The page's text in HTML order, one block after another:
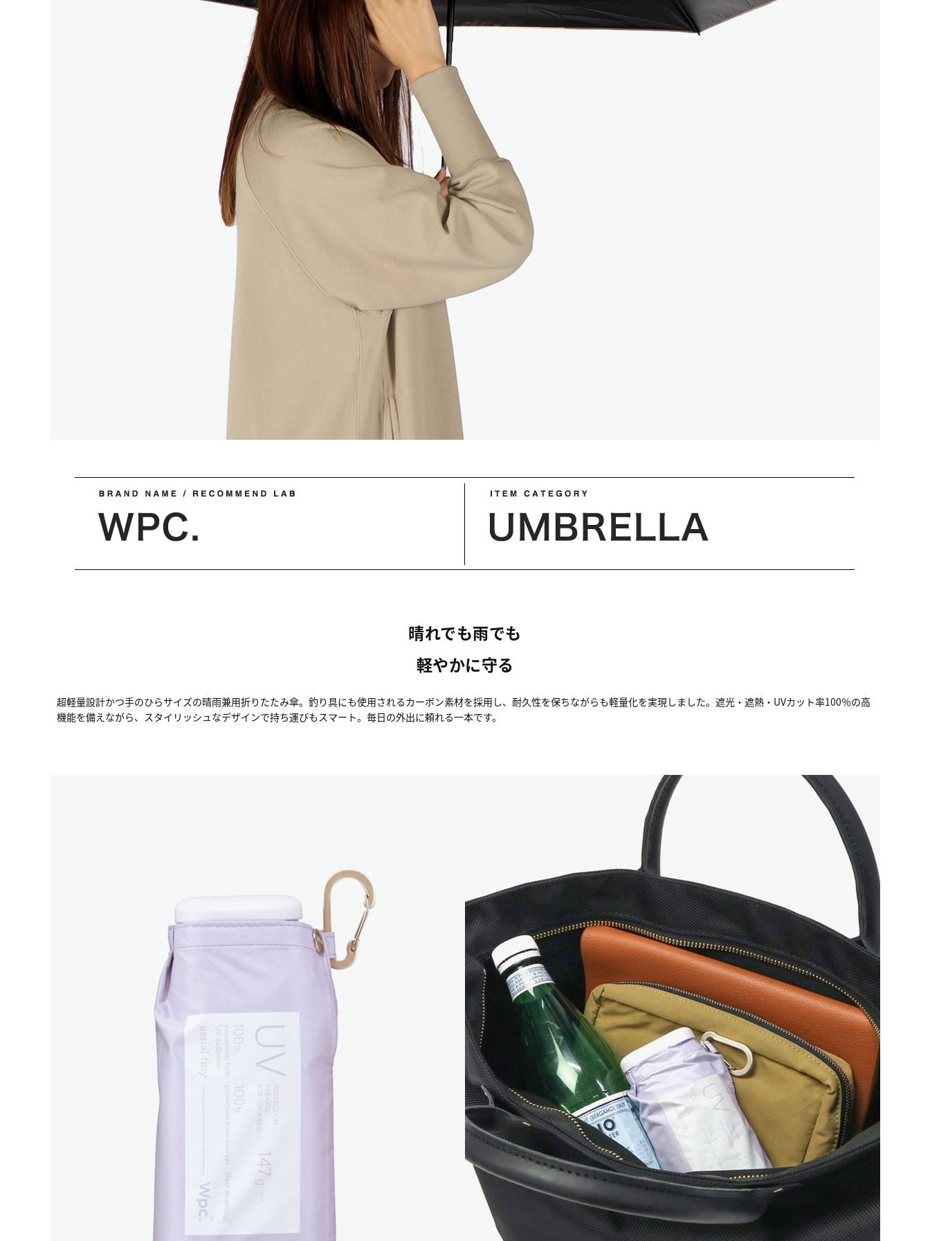
晴れでも雨でも
軽やかに守る
超軽量設計かつ手のひらサイズの晴雨兼用折りたたみ傘。釣り具にも使用されるカーボン素材を採用し、耐久性を保ちながらも軽量化を実現しました。遮光・遮熱・UVカット率100％の高
機能を備えながら、スタイリッシュなデザインで持ち運びもスマート。毎日の外出に頼れる一本です。